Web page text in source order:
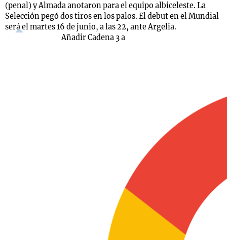
(penal) y Almada anotaron para el equipo albiceleste. La
Selección pegó dos tiros en los palos. El debut en el Mundial
será el martes 16 de junio, a las 22, ante Argelia.
Añadir Cadena 3 a
La Sole en
Cadena 3